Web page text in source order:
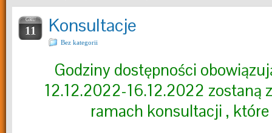
GRU
11 Konsultacje
Bez kategorii
Godziny dostępności
12.12.2022-16.12.2022 zostaną
ramach konsultacji , które